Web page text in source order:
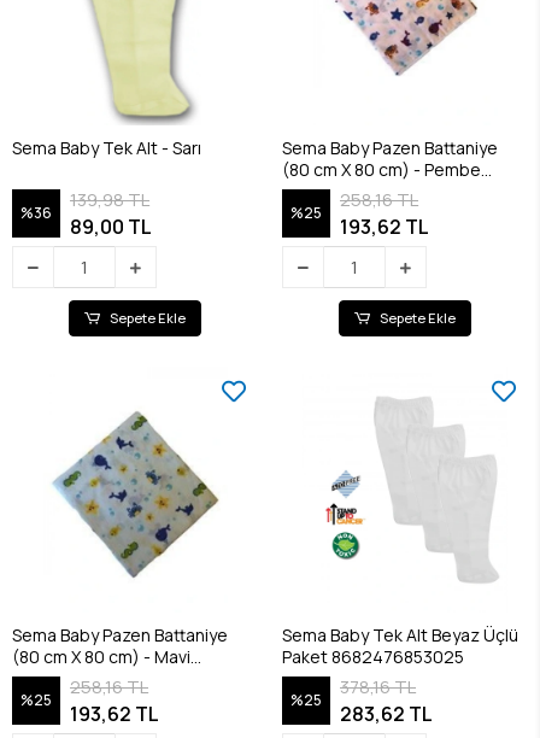
Sema Baby Tek Alt - Sarı
%36
139,98 TL
89,00 TL
Sepete Ekle
Sema Baby Pazen Battaniye
(80 cm X 80 cm) - Pembe
8682476853117
%25
258,16 TL
193,62 TL
Sepete Ekle
Sema Baby Pazen Battaniye
(80 cm X 80 cm) - Mavi
8682476853100
%25
258,16 TL
193,62 TL
Sema Baby Tek Alt Beyaz Üçlü
Paket 8682476853025
%25
378,16 TL
283,62 TL